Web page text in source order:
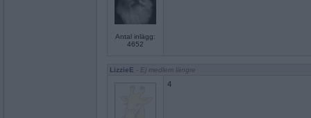
Antal inlägg:
4652
LizzieE - Ej medlem längre
4